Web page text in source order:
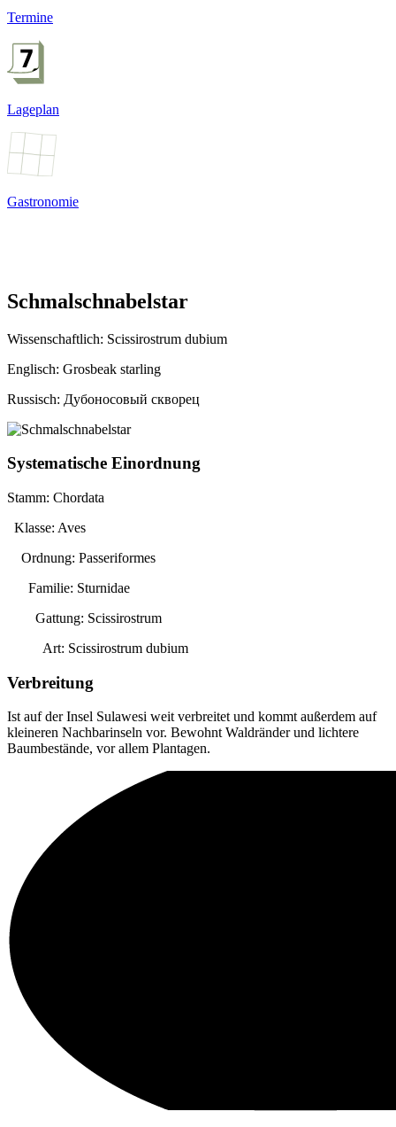
Termine
Lageplan
Gastronomie
Schmalschnabelstar
Wissenschaftlich: Scissirostrum dubium
Englisch: Grosbeak starling
Russisch: Дубоносовый скворец
Systematische Einordnung
Stamm: Chordata
Klasse: Aves
Ordnung: Passeriformes
Familie: Sturnidae
Gattung: Scissirostrum
Art: Scissirostrum dubium
Verbreitung
Ist auf der Insel Sulawesi weit verbreitet und kommt außerdem auf
kleineren Nachbarinseln vor. Bewohnt Waldränder und lichtere
Baumbestände, vor allem Plantagen.